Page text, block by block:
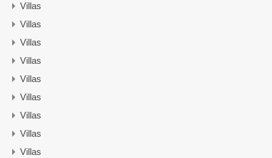
Villas
Villas
Villas
Villas
Villas
Villas
Villas
Villas
Villas